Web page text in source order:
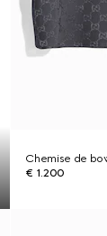
Chemise de
€ 1.200